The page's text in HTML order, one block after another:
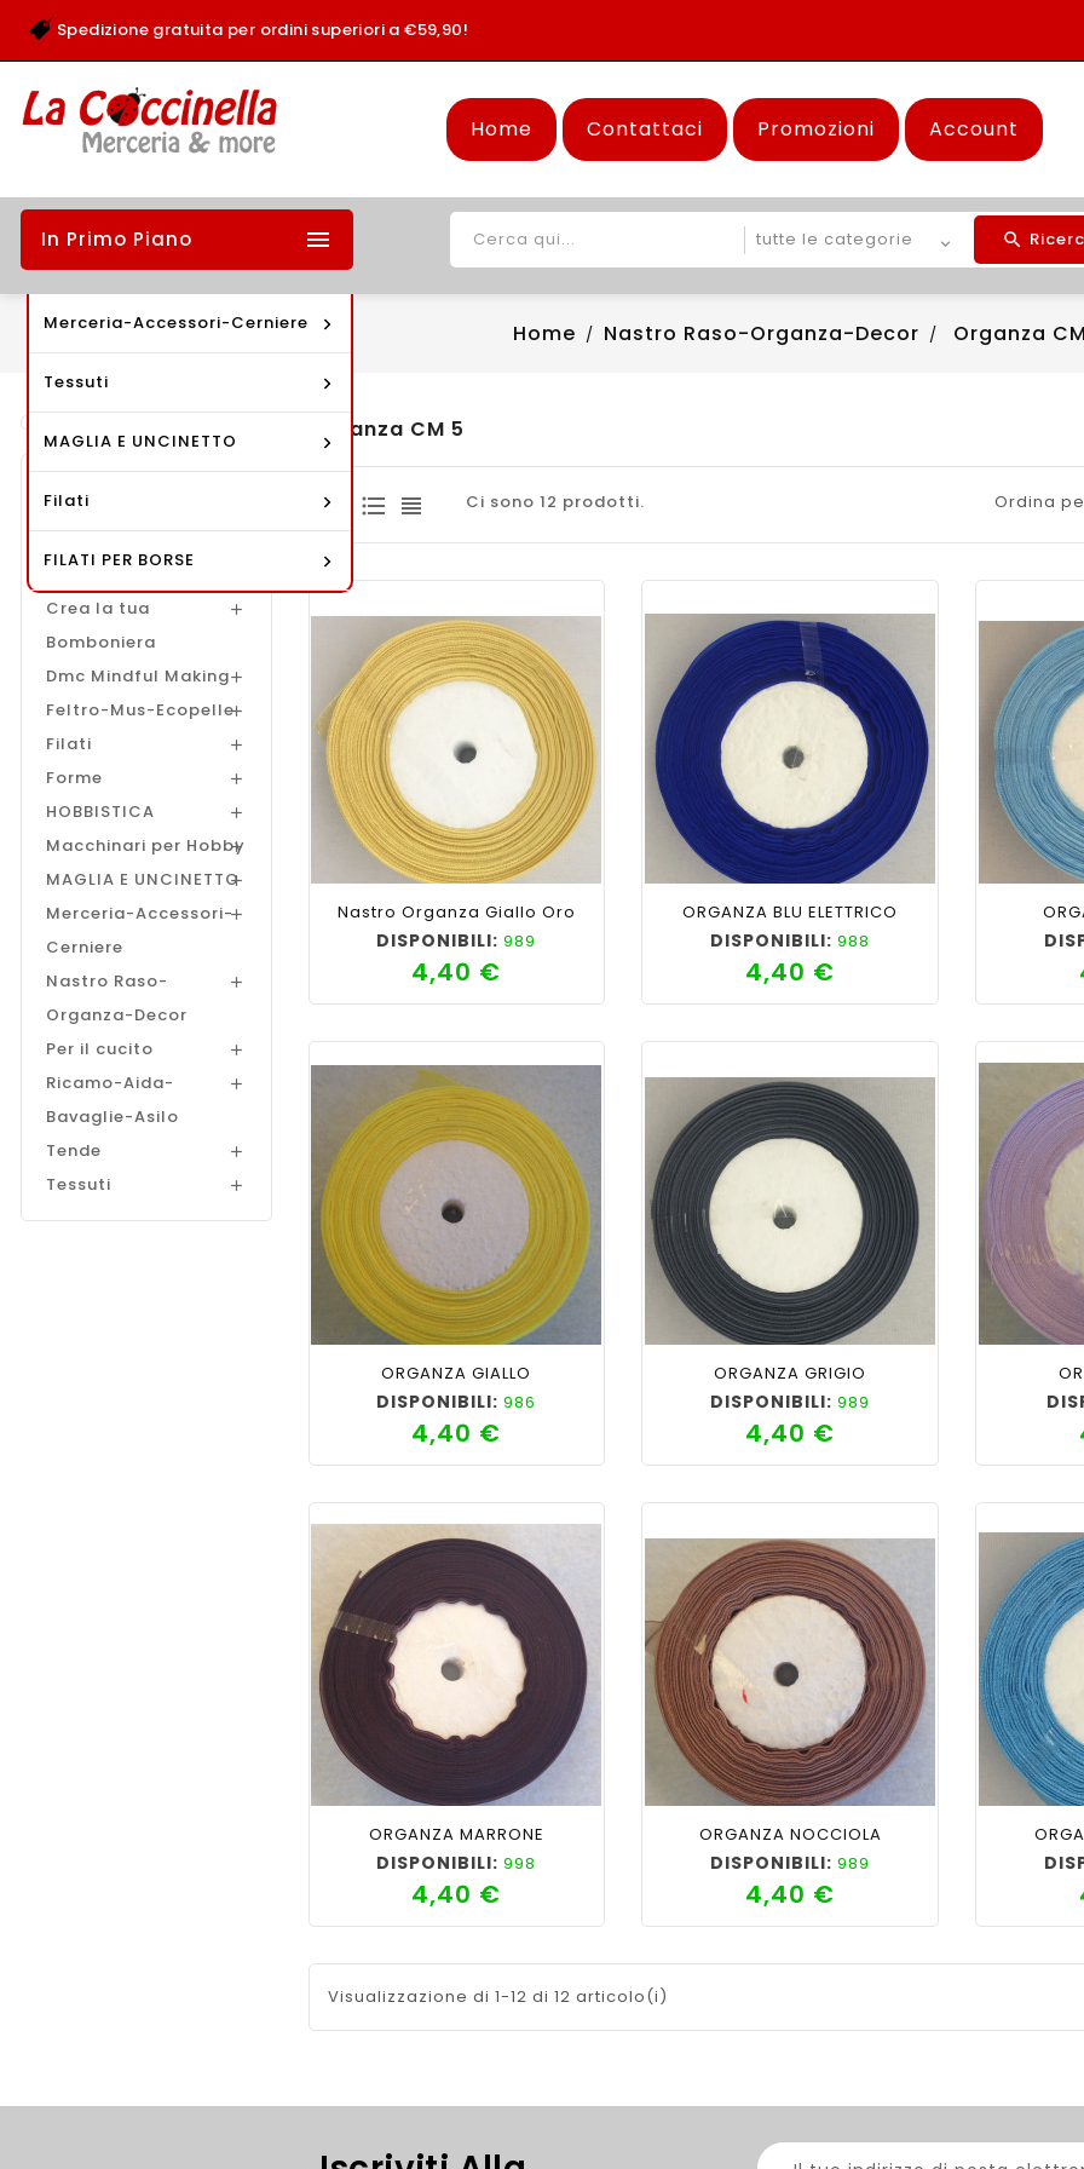
Spedizione gratuita per ordini superiori a €59,90!
Home Contattaci Promozioni Account
In Primo Piano 
Merceria-Accessori-Cerniere
Tessuti
MAGLIA E UNCINETTO
Filati
FILATI PER BORSE
Home Nastro Raso-Organza-Decor Organza
Crea la tua
Bomboniera

Dmc Mindful Making
Feltro-Mus-Ecopelle
Filati 
Forme 
HOBBISTICA 
Macchinari per Hobby

MAGLIA E UNCINETTO

Merceria-Accessori-
Cerniere

Nastro Raso-
Organza-Decor

Per il cucito 
Ricamo-Aida-
Bavaglie-Asilo

Tende 
Tessuti 
Organza CM 5
Ci sono 12 prodotti. Ordina
shopping_cart favorite_border cached visibility
Nastro Organza Giallo Oro
DISPONIBILI: 989
4,40 €
shopping_cart favorite_border cached visibility
ORGANZA BLU ELETTRICO
DISPONIBILI: 988
4,40 €
shopping_cart
shopping_cart favorite_border cached visibility
ORGANZA GIALLO
DISPONIBILI: 986
4,40 €
shopping_cart favorite_border cached visibility
ORGANZA GRIGIO
DISPONIBILI: 989
4,40 €
shopping_cart
shopping_cart visibility
ORGANZA MARRONE
DISPONIBILI: 998
4,40 €
shopping_cart favorite_border cached visibility
ORGANZA NOCCIOLA
DISPONIBILI: 989
4,40 €
shopping_cart
Visualizzazione di 1-12 di 12 articolo(i)